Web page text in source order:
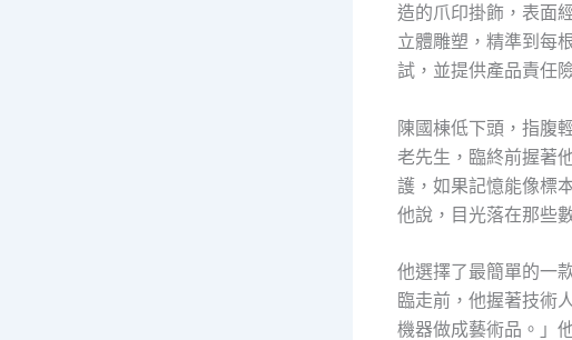
造的爪印掛飾，表面
立體雕塑，精準到每
試，並提供產品責任
陳國棟低下頭，指腹
老先生，臨終前握著
護，如果記憶能像標
他說，目光落在那些
他選擇了最簡單的一
臨走前，他握著技術
機器做成藝術品。」